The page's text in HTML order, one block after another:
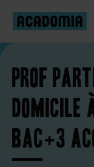
Prof
domicile
Bac+3